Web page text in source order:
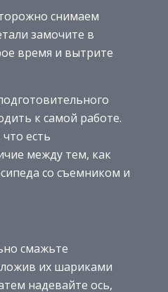
снимаем
замочите в
время и вытрите
к самой работе.
есть
между тем, как
со съемником и
смажьте
их шариками
надевайте ось,